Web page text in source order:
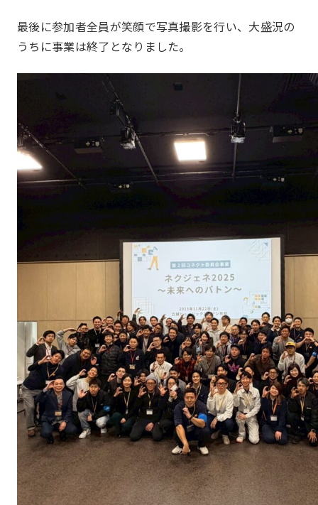
お問い合わせ
最後に参加者全員が笑顔で写真撮影を行い、大盛況の
うちに事業は終了となりました。